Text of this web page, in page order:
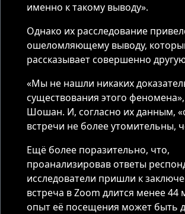
именно к такому выводу».
Однако их расследование
ошеломляющему выводу,
рассказывает совершенно
«Мы не нашли никаких
существования этого феномена»,
Шошан. И, согласно их данным,
встречи не более утомительны,
Ещё более поразительно, что,
проанализировав ответы
исследователи пришли к
встреча в Zoom длится менее 44
опыт её посещения может быть